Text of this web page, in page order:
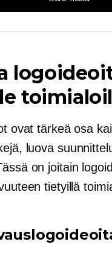
ovat tärkeä osa
luova
on joitain
tietyillä